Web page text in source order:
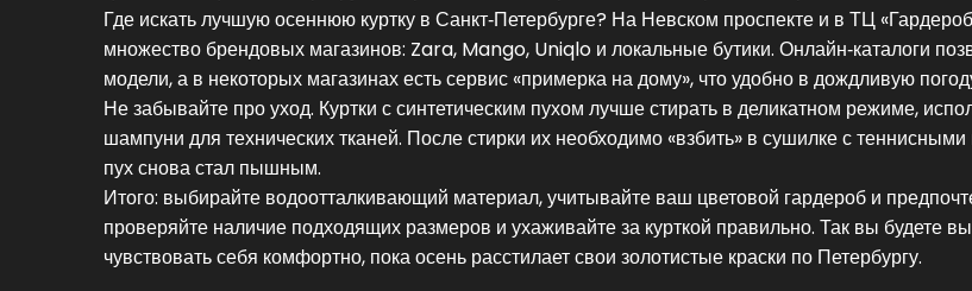
Где искать лучшую осеннюю куртку в Санкт‑Петербурге? На Невском проспекте и в ТЦ
множество брендовых магазинов: Zara, Mango, Uniqlo и локальные бутики. Онлайн‑каталоги
модели, а в некоторых магазинах есть сервис «примерка на дому», что удобно в дождливую
Не забывайте про уход. Куртки с синтетическим пухом лучше стирать в деликатном режиме,
шампуни для технических тканей. После стирки их необходимо «взбить» в сушилке с
пух снова стал пышным.
Итого: выбирайте водоотталкивающий материал, учитывайте ваш цветовой гардероб и
проверяйте наличие подходящих размеров и ухаживайте за курткой правильно. Так вы будете
чувствовать себя комфортно, пока осень расстилает свои золотистые краски по Петербургу.